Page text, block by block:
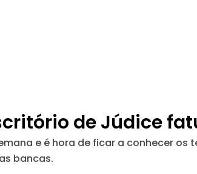
de Júdice
e é hora de ficar a conhecer os
bancas.